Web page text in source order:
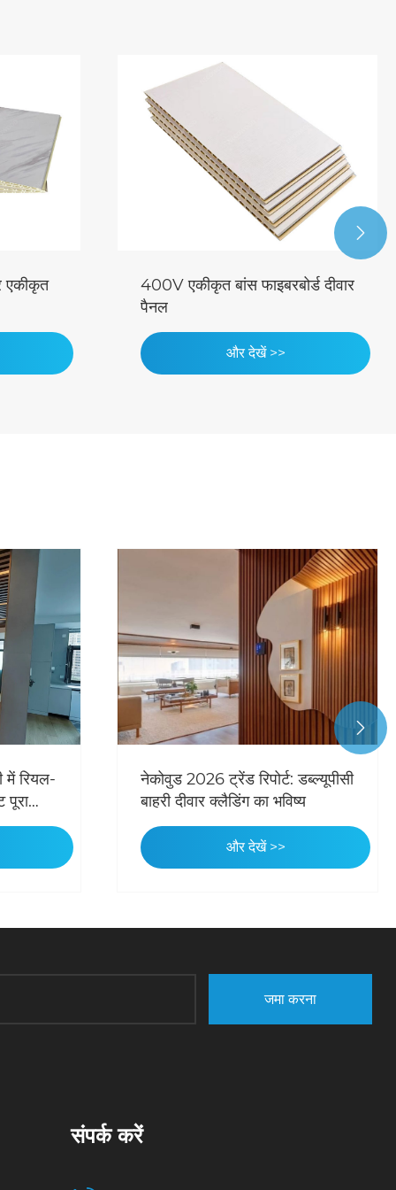
एकीकृत
400V एकीकृत बांस फाइबरबोर्ड दीवार
पैनल
और देखें >>

में रियल-
पूरा
शून्य
नेकोवुड 2026 ट्रेंड रिपोर्ट: डब्ल्यूपीसी
बाहरी दीवार क्लैडिंग का भविष्य
और देखें >>

जमा करना
संपर्क करें